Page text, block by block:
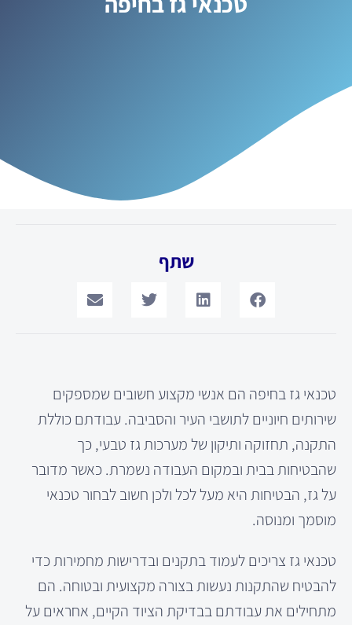
שתף
טכנאי גז בחיפה הם אנשי מקצוע חשובים שמספקים
שירותים חיוניים לתושבי העיר והסביבה. עבודתם כוללת
התקנה, תחזוקה ותיקון של מערכות גז טבעי, כך
שהבטיחות בבית ובמקום העבודה נשמרת. כאשר מדובר
על גז, הבטיחות היא מעל לכל ולכן חשוב לבחור טכנאי
מוסמך ומנוסה.
טכנאי גז צריכים לעמוד בתקנים ובדרישות מחמירות כדי
להבטיח שהתקנות נעשות בצורה מקצועית ובטוחה. הם
מתחילים את עבודתם בבדיקת הציוד הקיים, אחראים על